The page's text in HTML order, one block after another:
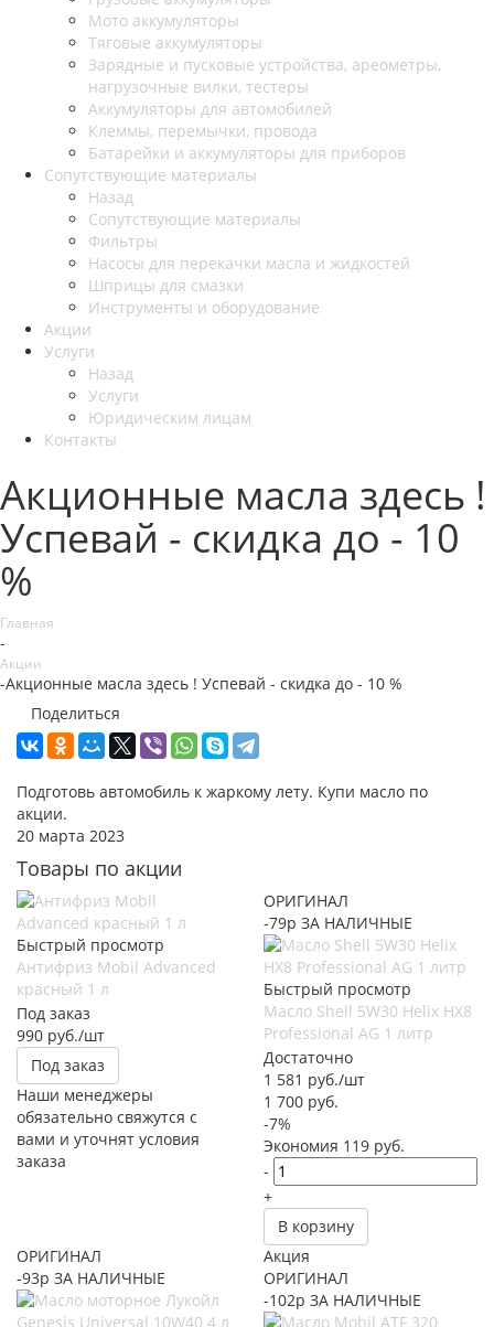
Мото аккумуляторы
Тяговые аккумуляторы
Зарядные и пусковые устройства, ареометры,
нагрузочные вилки, тестеры
Аккумуляторы для автомобилей
Клеммы, перемычки, провода
Батарейки и аккумуляторы для приборов
Сопутствующие материалы
Назад
Сопутствующие материалы
Фильтры
Насосы для перекачки масла и жидкостей
Шприцы для смазки
Инструменты и оборудование
Акции
Услуги
Назад
Услуги
Юридическим лицам
Контакты
Акционные масла здесь !
Успевай - скидка до - 10
%
Главная
-
Акции
-Акционные масла здесь ! Успевай - скидка до - 10 %
Поделиться
Подготовь автомобиль к жаркому лету. Купи масло по
акции.
20 марта 2023
Товары по акции
Быстрый просмотр
Антифриз Mobil Advanced
красный 1 л
Под заказ
990 руб./шт
Под заказ
Наши менеджеры
обязательно свяжутся с
вами и уточнят условия
заказа
ОРИГИНАЛ
-79р ЗА НАЛИЧНЫЕ
Быстрый просмотр
Масло Shell 5W30 Helix HX8
Professional AG 1 литр
Достаточно
1 581 руб./шт
1 700 руб.
-7%
Экономия 119 руб.
-
+
В корзину
ОРИГИНАЛ
-93р ЗА НАЛИЧНЫЕ
Акция
ОРИГИНАЛ
-102р ЗА НАЛИЧНЫЕ